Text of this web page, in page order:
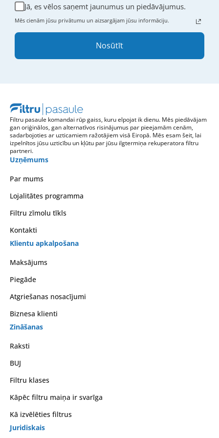
Jā, es vēlos saņemt jaunumus un piedāvājumus.
Mēs cienām jūsu privātumu un aizsargājam jūsu informāciju.
Nosūtīt
Filtru pasaule komandai rūp gaiss, kuru elpojat ik dienu. Mēs piedāvājam
gan oriģinālos, gan alternatīvos risinājumus par pieejamām cenām,
sadarbojoties ar uzticamiem ražotājiem visā Eiropā. Mēs esam šeit, lai
izpelnītos jūsu uzticību un kļūtu par jūsu ilgtermiņa rekuperatora filtru
partneri.
Uzņēmums
Par mums
Lojalitātes programma
Filtru zīmolu tīkls
Kontakti
Klientu apkalpošana
Maksājums
Piegāde
Atgriešanas nosacījumi
Biznesa klienti
Zināšanas
Raksti
BUJ
Filtru klases
Kāpēc filtru maiņa ir svarīga
Kā izvēlēties filtrus
Juridiskais